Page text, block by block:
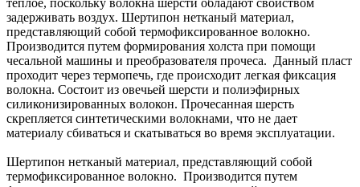
теплое, поскольку волокна шерсти обладают свойством
задерживать воздух. Шертипон нетканый материал,
представляющий собой термофиксированное волокно.
Производится путем формирования холста при помощи
чесальной машины и преобразователя прочеса. Данный пласт
проходит через термопечь, где происходит легкая фиксация
волокна. Состоит из овечьей шерсти и полиэфирных
силиконизированных волокон. Прочесанная шерсть
скрепляется синтетическими волокнами, что не дает
материалу сбиваться и скатываться во время эксплуатации.
Шертипон нетканый материал, представляющий собой
термофиксированное волокно. Производится путем